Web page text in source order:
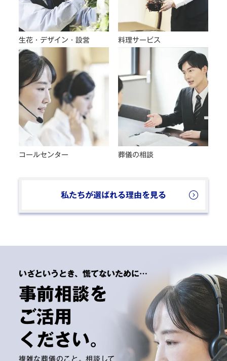
生花・デザイン・設営 料理サービス
コールセンター 葬儀の相談
私たちが選ばれる理由を見る
いざというとき、慌てないために…
事前相談を
ご活用
ください。
複雑な葬儀のこと。相談して